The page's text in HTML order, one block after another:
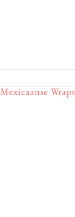
Mexicaanse Wraps